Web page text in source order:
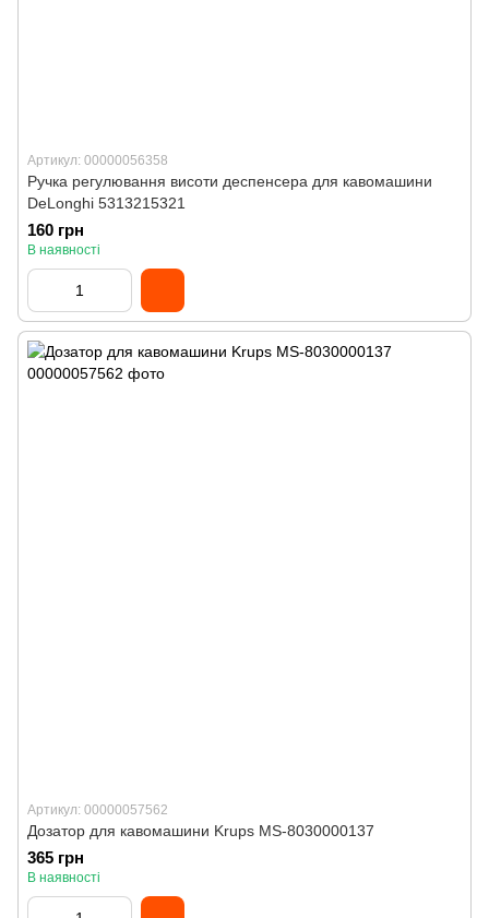
Артикул: 00000056358
Ручка регулювання висоти деспенсера для кавомашини
DeLonghi 5313215321
160 грн
В наявності
Артикул: 00000057562
Дозатор для кавомашини Krups MS-8030000137
365 грн
В наявності